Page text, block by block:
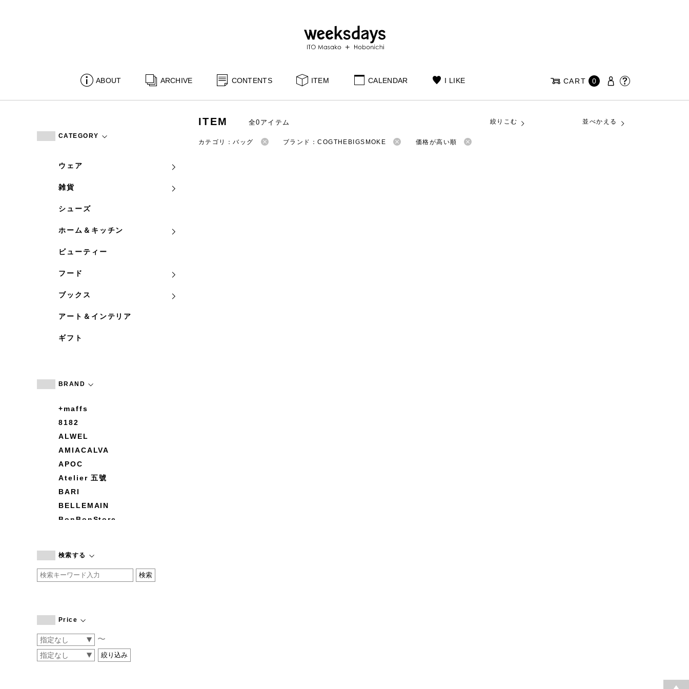
ABOUT ARCHIVE CONTENTS ITEM CALENDAR I LIKE CART 0
CATEGORY
ウェア
雑貨
シューズ
ホーム＆キッチン
ビューティー
フード
ブックス
アート＆インテリア
ギフト
BRAND
+maffs
8182
ALWEL
AMIACALVA
APOC
Atelier 五號
BARI
BELLEMAIN
BonBonStore
by basics
CATWORTH
COGTHEBIGSMOKE
CONVERSE
DEAN & DELUCA
検索する
Price
〜
ITEM 全0アイテム 絞りこむ 並べかえる
カテゴリ：バッグ ブランド：COGTHEBIGSMOKE 価格が高い順